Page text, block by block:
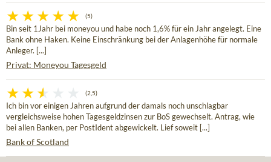
(5)
Bin seit 1Jahr bei moneyou und habe noch 1,6% für ein Jahr angelegt. Eine
Bank ohne Haken. Keine Einschränkung bei der Anlagenhöhe für normale
Anleger. [...]
Privat: Moneyou Tagesgeld
(2,5)
Ich bin vor einigen Jahren aufgrund der damals noch unschlagbar
vergleichsweise hohen Tagesgeldzinsen zur BoS gewechselt. Antrag, wie
bei allen Banken, per PostIdent abgewickelt. Lief soweit [...]
Bank of Scotland